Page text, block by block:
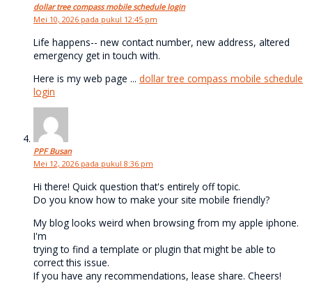
dollar tree compass mobile schedule login
Mei 10, 2026 pada pukul 12:45 pm
Life happens-- new contact number, new address, altered
emergency get in touch with.
Here is my web page ... dollar tree compass mobile schedule
login
PPF Busan
Mei 12, 2026 pada pukul 8:36 pm
Hi there! Quick question that's entirely off topic.
Do you know how to make your site mobile friendly?
My blog looks weird when browsing from my apple iphone.
I'm
trying to find a template or plugin that might be able to
correct this issue.
If you have any recommendations, lease share. Cheers!